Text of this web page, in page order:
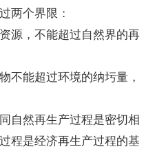
两个界限：
，不能超过自然界的再
能超过环境的纳圬量，
然再生产过程是密切相
程是经济再生产过程的基